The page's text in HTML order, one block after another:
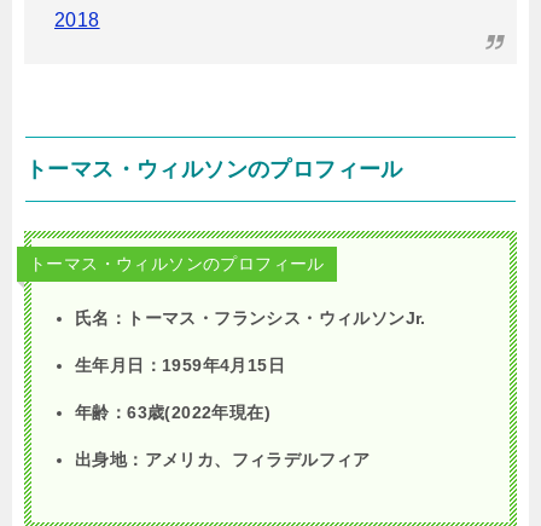
2018
トーマス・ウィルソンのプロフィール
トーマス・ウィルソンのプロフィール
氏名：トーマス・フランシス・ウィルソンJr.
生年月日： 1959年4月 15 日
年齢：63歳(2022年現在)
出身地：アメリカ、フィラデルフィア